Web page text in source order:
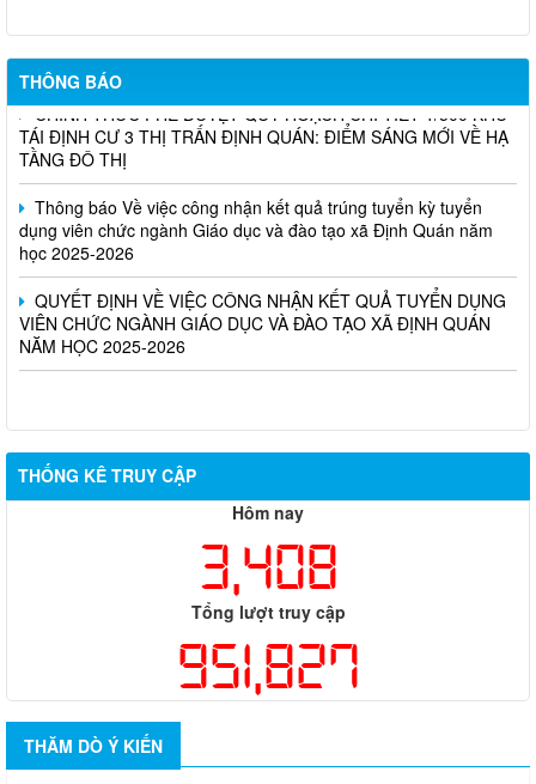
THÔNG BÁO
CHÍNH THỨC PHÊ DUYỆT QUY HOẠCH CHI TIẾT 1/500 KHU
TÁI ĐỊNH CƯ 3 THỊ TRẤN ĐỊNH QUÁN: ĐIỂM SÁNG MỚI VỀ HẠ
TẦNG ĐÔ THỊ
Thông báo Về việc công nhận kết quả trúng tuyển kỳ tuyển
dụng viên chức ngành Giáo dục và đào tạo xã Định Quán năm
học 2025-2026
QUYẾT ĐỊNH VỀ VIỆC CÔNG NHẬN KẾT QUẢ TUYỂN DỤNG
VIÊN CHỨC NGÀNH GIÁO DỤC VÀ ĐÀO TẠO XÃ ĐỊNH QUÁN
NĂM HỌC 2025-2026
THỐNG KÊ TRUY CẬP
Hôm nay
3,408
Tổng lượt truy cập
951,827
THĂM DÒ Ý KIẾN